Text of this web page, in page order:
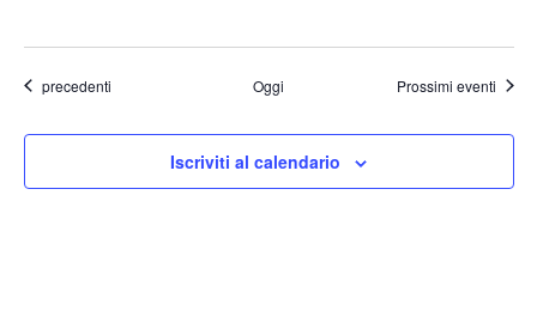
Eventi
precedenti Oggi Prossimi eventi
Iscriviti al calendario